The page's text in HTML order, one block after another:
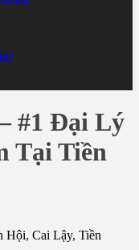
#1 Đại Lý
Tại Tiền
Cai Lậy, Tiền